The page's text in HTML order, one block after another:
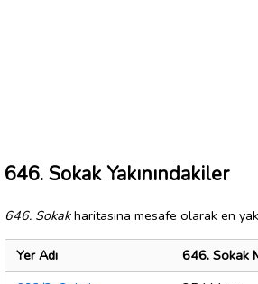
646. Sokak Yakınındakiler
646. Sokakharitasına mesafe olarak en
Yer Adı
646. Sokak